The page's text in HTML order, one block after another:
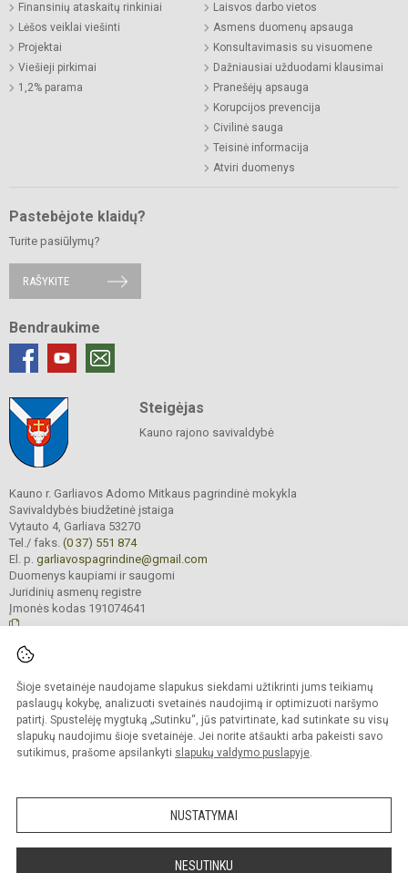
Šioje svetainėje naudojame slapukus siekdami užtikrinti jums teikiamų
paslaugų kokybę, analizuoti svetainės naudojimą ir optimizuoti naršymo
patirtį. Spustelėję mygtuką „Sutinku“, jūs patvirtinate, kad sutinkate su visų
slapukų naudojimu šioje svetainėje. Jei norite atšaukti arba pakeisti savo
sutikimus, prašome apsilankyti slapukų valdymo puslapyje.
NUSTATYMAI
NESUTINKU
Finansinių ataskaitų rinkiniai
Lėšos veiklai viešinti
Projektai
Viešieji pirkimai
1,2% parama
Laisvos darbo vietos
Asmens duomenų apsauga
Konsultavimasis su visuomene
Dažniausiai užduodami klausimai
Pranešėjų apsauga
Korupcijos prevencija
Civilinė sauga
Teisinė informacija
Atviri duomenys
Pastebėjote klaidų?
Turite pasiūlymų?
RAŠYKITE
Bendraukime
Steigėjas
Kauno rajono savivaldybė
Kauno r. Garliavos Adomo Mitkaus pagrindinė mokykla
Savivaldybės biudžetinė įstaiga
Vytauto 4, Garliava 53270
Tel./ faks. (0 37) 551 874
El. p. garliavospagrindine@gmail.com
Duomenys kaupiami ir saugomi
Juridinių asmenų registre
Įmonės kodas 191074641
saugomos.
Kopijuoti turinį be raštiško įstaigos administracijos sutikimo griežtai draudžiama
Prieinamumo paraiška Slapukų valdymas
Sumanus būdas atnaujinti